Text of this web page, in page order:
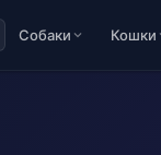
Собаки Кошки